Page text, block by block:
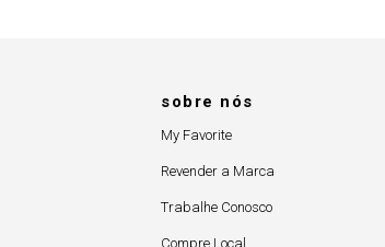
sobre nós
My Favorite
Revender a Marca
Trabalhe Conosco
Compre Local